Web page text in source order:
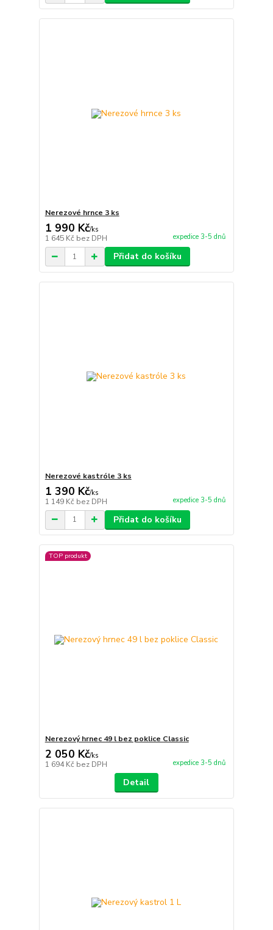
Nerezové hrnce 3 ks
1 990 Kč/ks
1 645 Kč bez DPH expedice 3-5 dnů
Přidat do košíku
Nerezové kastróle 3 ks
1 390 Kč/ks
1 149 Kč bez DPH expedice 3-5 dnů
Přidat do košíku
TOP produkt
Nerezový hrnec 49 l bez poklice Classic
2 050 Kč/ks
1 694 Kč bez DPH expedice 3-5 dnů
Detail